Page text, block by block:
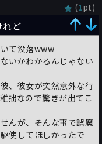
(1pt)
れど
て没落www
いかわかるんじゃない
、彼女が突然意外な行
拙なので驚きが出てこ
んが、そんな事で誤魔
使してほしかったで